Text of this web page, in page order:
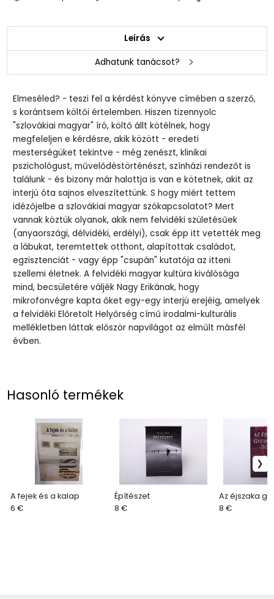
Leírás
Adhatunk tanácsot?
Elmeséled? - teszi fel a kérdést könyve címében a szerző,
s korántsem költői értelemben. Hiszen tizennyolc
"szlovákiai magyar" író, költő állt kötélnek, hogy
megfeleljen e kérdésre, akik között - eredeti
mesterségüket tekintve - még zenészt, klinikai
pszichológust, művelődéstörténészt, színházi rendezőt is
találunk - és bizony már halottja is van e kötetnek, akit az
interjú óta sajnos elveszítettünk. S hogy miért tettem
idézőjelbe a szlovákiai magyar szókapcsolatot? Mert
vannak köztük olyanok, akik nem felvidéki születésűek
(anyaországi, délvidéki, erdélyi), csak épp itt vetették meg
a lábukat, teremtettek otthont, alapítottak családot,
egzisztenciát - vagy épp "csupán" kutatója az itteni
szellemi életnek. A felvidéki magyar kultúra kiválósága
mind, becsületére váljék Nagy Erikának, hogy
mikrofonvégre kapta őket egy-egy interjú erejéig, amelyek
a felvidéki Előretolt Helyőrség című irodalmi-kulturális
mellékletben láttak először napvilágot az elműlt másfél
évben.
Hasonló termékek
A fejek és a kalap
6 €
Építészet
8 €
Az éjszaka
8 €